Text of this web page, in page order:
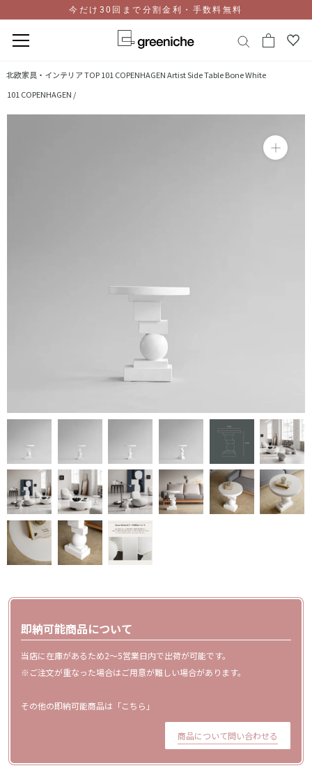
テ
ン
今だけ30回まで分割金利・手数料無料
北欧家具・インテリア TOP101 COPENHAGEN Artist Side Table Bone White
101 COPENHAGEN /
即納可能商品について
当店に在庫があるため2〜5営業日内で出荷が可能です。
※ご注文が重なった場合はご用意が難しい場合があります。
その他の即納可能商品は「こちら 」
商品について問い合わせる